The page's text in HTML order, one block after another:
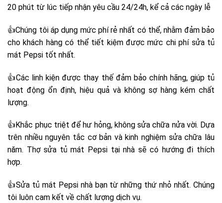
20 phút từ lúc tiếp nhận yêu cầu 24/24h, kể cả các ngày lễ
👍Chúng tôi áp dụng mức phí rẻ nhất có thể, nhằm đảm bảo
cho khách hàng có thể tiết kiệm được mức chi phí sửa tủ
mát Pepsi tốt nhất.
👍Các linh kiện được thay thế đảm bảo chính hãng, giúp tủ
hoạt động ổn định, hiệu quả và không sợ hàng kém chất
lượng.
👍Khắc phục triệt để hư hỏng, không sửa chữa nửa vời. Dựa
trên nhiều nguyên tắc cơ bản và kinh nghiệm sửa chữa lâu
năm. Thợ sửa tủ mát Pepsi tại nhà sẽ có hướng đi thích
hợp.
👍Sửa tủ mát Pepsi nhà bạn từ những thứ nhỏ nhất. Chúng
tôi luôn cam kết về chất lượng dịch vụ.